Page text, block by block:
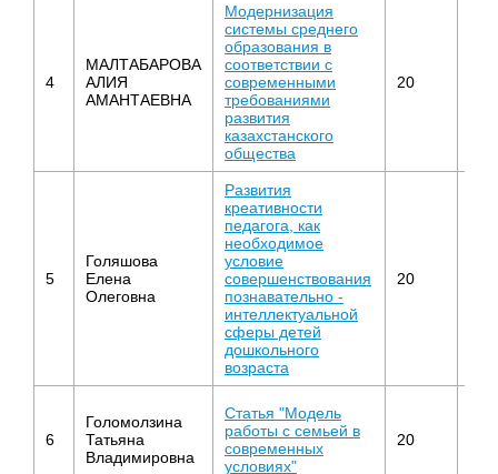
4
МАЛТАБАРОВА
АЛИЯ
АМАНТАЕВНА
Модернизация
системы среднего
образования в
соответствии с
современными
требованиями
развития
казахстанского
общества
20
5
Голяшова
Елена
Олеговна
Развития
креативности
педагога, как
необходимое
условие
совершенствования
познавательно -
интеллектуальной
сферы детей
дошкольного
возраста
20
6
Голомолзина
Татьяна
Владимировна
Статья "Модель
работы с семьей в
современных
условиях"
20